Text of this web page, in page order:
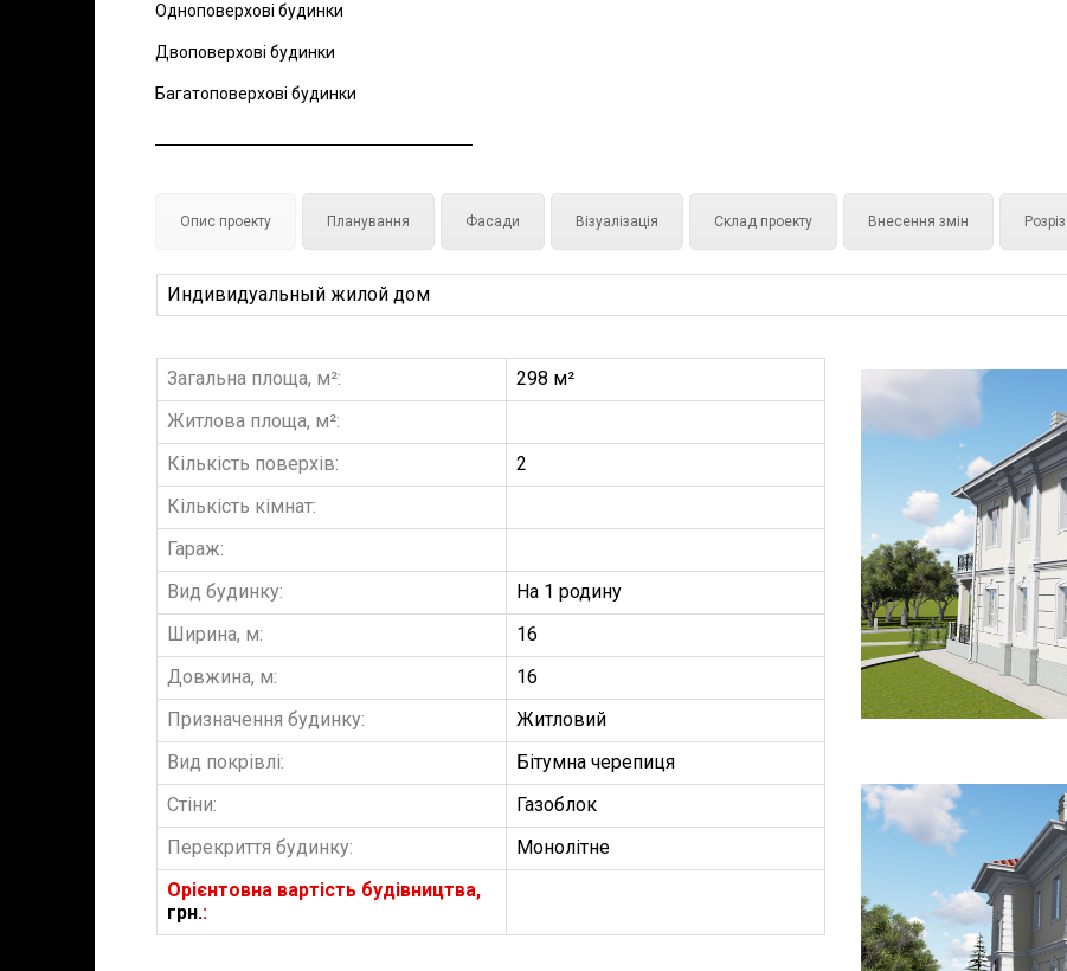
Одноповерхові будинки
Двоповерхові будинки
Багатоповерхові будинки
Опис проекту Планування Фасади Візуалізація Склад проекту Внесення змін Розріз
Индивидуальный жилой дом
Загальна площа, м²:
298 м²
Житлова площа, м²:
Кількість поверхів:
2
Кількість кімнат:
Гараж:
Вид будинку:
На 1 родину
Ширина, м:
16
Довжина, м:
16
Призначення будинку:
Житловий
Вид покрівлі:
Бітумна черепиця
Стіни:
Газоблок
Перекриття будинку:
Монолітне
Орієнтовна вартість будівництва,
грн.: